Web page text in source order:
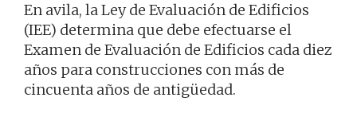
En avila, la Ley de Evaluación de Edificios
(IEE) determina que debe efectuarse el
Examen de Evaluación de Edificios cada diez
años para construcciones con más de
cincuenta años de antigüedad.